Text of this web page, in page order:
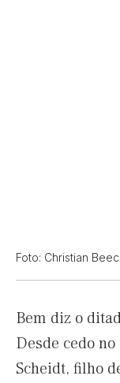
Foto: Christian
Bem diz o
Desde cedo
Scheidt, filho